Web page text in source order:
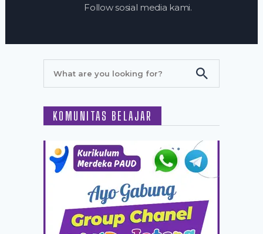
Follow sosial media kami.
KOMUNITAS BELAJAR